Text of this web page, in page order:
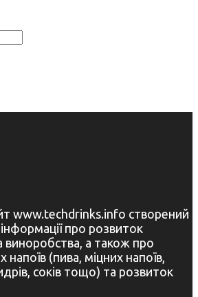
www.techdrinks.info створений
про розвиток
виноробства, а також про
(пива, міцних напоїв,
соків тощо) та розвиток